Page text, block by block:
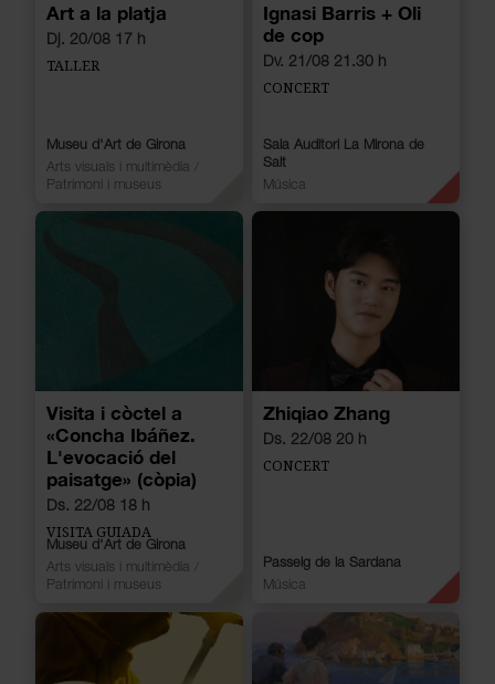
Art a la platja
Dj. 20/08 17 h
TALLER
Museu d'Art de Girona
Arts visuals i multimèdia
Patrimoni i museus
Ignasi Barris + Oli
de cop
Dv. 21/08 21.30 h
CONCERT
Sala Auditori La Mirona de
Salt
Música
Visita i còctel a
«Concha Ibáñez.
L'evocació del
paisatge» (còpia)
Ds. 22/08 18 h
VISITA GUIADA
Museu d'Art de Girona
Arts visuals i multimèdia
Patrimoni i museus
Zhiqiao Zhang
Ds. 22/08 20 h
CONCERT
Passeig de la Sardana
Música